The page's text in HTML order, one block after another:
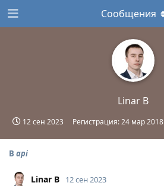
Linar B
12 сен 2023 Регистрация:24 мар 2018
Сообщения
В api
Linar B 12 сен 2023